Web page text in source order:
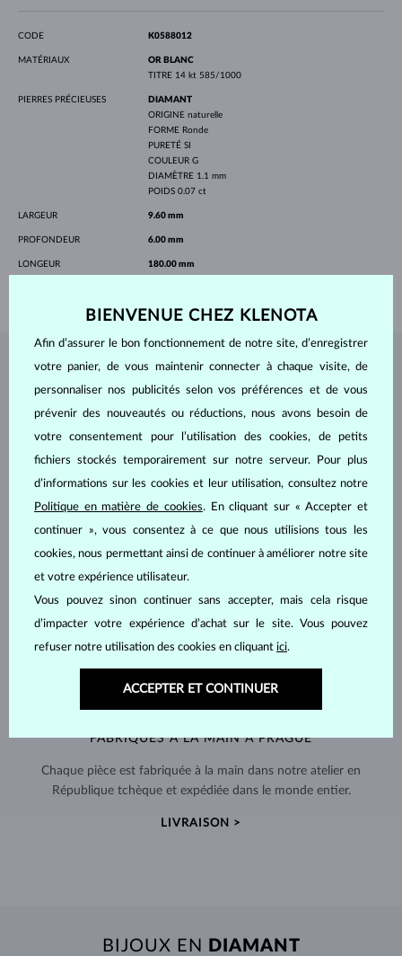
CODE K0588012
MATÉRIAUX
OR BLANC
TITRE 14 kt 585/1000
PIERRES PRÉCIEUSES
DIAMANT
ORIGINE naturelle
FORME Ronde
PURETÉ SI
COULEUR G
DIAMÈTRE 1.1 mm
POIDS 0.07 ct
LARGEUR 9.60 mm
PROFONDEUR 6.00 mm
LONGEUR 180.00 mm
BIJOUX DEL'ATELIER KLENOTA
FABRIQUÉS À LA MAIN À PRAGUE
Chaque pièce est fabriquée à la main dans notre atelier en
République tchèque et expédiée dans le monde entier.
LIVRAISON >
BIJOUX EN DIAMANT
BIENVENUE CHEZ KLENOTA
Afin d’assurer le bon fonctionnement de notre site, d’enregistrer
votre panier, de vous maintenir connecter à chaque visite, de
personnaliser nos publicités selon vos préférences et de vous
prévenir des nouveautés ou réductions, nous avons besoin de
votre consentement pour l’utilisation des cookies, de petits
fichiers stockés temporairement sur notre serveur. Pour plus
d’informations sur les cookies et leur utilisation, consultez notre
Politique en matière de cookies. En cliquant sur « Accepter et
continuer », vous consentez à ce que nous utilisions tous les
cookies, nous permettant ainsi de continuer à améliorer notre site
et votre expérience utilisateur.
Vous pouvez sinon continuer sans accepter, mais cela risque
d’impacter votre expérience d’achat sur le site. Vous pouvez
refuser notre utilisation des cookies en cliquant ici.
ACCEPTER ET CONTINUER